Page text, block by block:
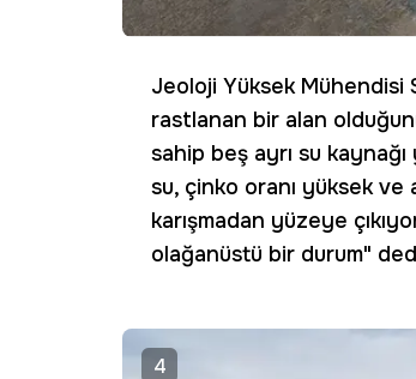
Jeoloji Yüksek Mühendisi
rastlanan bir alan
sahip beş ayrı su
su, çinko oranı yüksek ve
karışmadan yüzeye
olağanüstü bir durum"
4